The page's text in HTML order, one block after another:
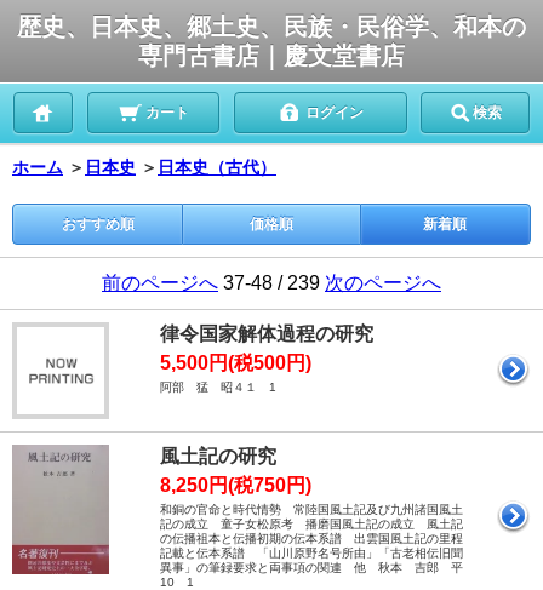
歴史、日本史、郷土史、民族・民俗学、和本の
専門古書店｜慶文堂書店
カート ログイン 検索
ホーム ＞ 日本史 ＞ 日本史（古代）
おすすめ順 価格順 新着順
前のページへ 37-48 / 239 次のページへ
律令国家解体過程の研究
5,500円(税500円)
阿部 猛 昭４１ 1
風土記の研究
8,250円(税750円)
和銅の官命と時代情勢 常陸国風土記及び九州諸国風土
記の成立 童子女松原考 播磨国風土記の成立 風土記
の伝播祖本と伝播初期の伝本系譜 出雲国風土記の里程
記載と伝本系譜 「山川原野名号所由」「古老相伝旧聞
異事」の筆録要求と両事項の関連 他 秋本 吉郎 平
10 1